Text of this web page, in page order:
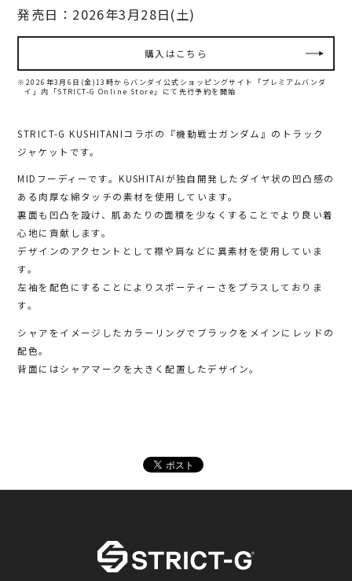
発売日：2026年3月28日(土)
購入はこちら
※2026年3月6日(金)13時からバンダイ公式ショッピングサイト「プレミアムバンダ
イ」内
「STRICT-G Online Store」にて先行予約を開始
STRICT-G KUSHITANIコラボの『機動戦士ガンダム』のトラック
ジャケットです。
MIDフーディーです。KUSHITAIが独自開発したダイヤ状の凹凸感の
ある肉厚な綿タッチの素材を使用しています。
裏面も凹凸を設け、肌あたりの面積を少なくすることでより良い着
心地に貢献します。
デザインのアクセントとして襟や肩などに異素材を使用していま
す。
左袖を配色にすることによりスポーティーさをプラスしておりま
す。
シャアをイメージしたカラーリングでブラックをメインにレッドの
配色。
背面にはシャアマークを大きく配置したデザイン。